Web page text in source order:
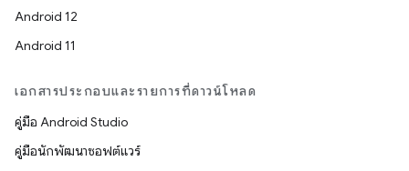
Android 12
Android 11
เอกสารประกอบและรายการที่ดาวน์โหลด
คู่มือ Android Studio
คู่มือนักพัฒนาซอฟต์แวร์